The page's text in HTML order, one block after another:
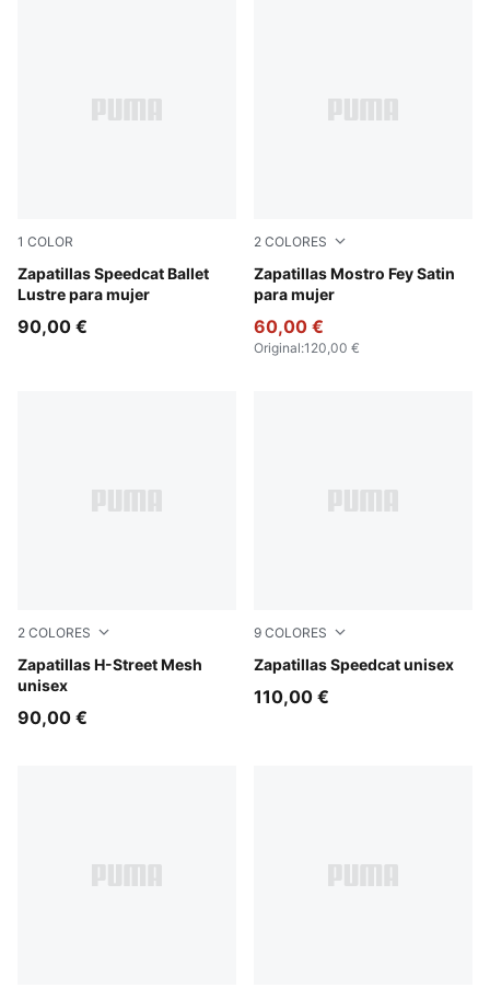
1 COLOR
Zapatillas Speedcat Ballet
Lustre para mujer
PUMA Silver-Feather Gray
90,00 €
2 COLORES
Zapatillas Mostro Fey Satin
para mujer
PUMA Black-Cool Dark Gray
60,00 €
Original:120,00 €
2 COLORES
Zapatillas H-Street Mesh
unisex
PUMA Black-Buttercream
90,00 €
9 COLORES
Zapatillas Speedcat unisex
Sea Illusion-PUMA Black
110,00 €